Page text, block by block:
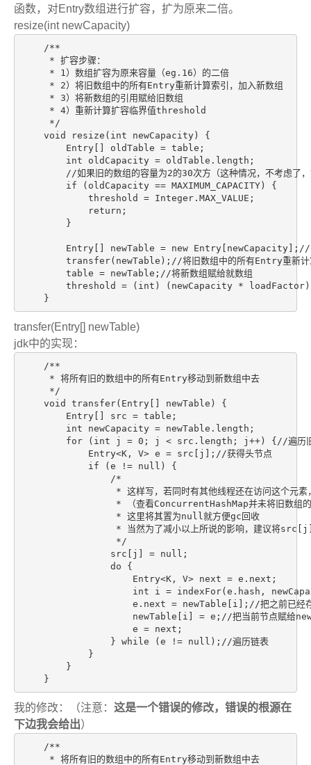
函数，对Entry数组进行扩容，扩为原来二倍。
resize(int newCapacity)
    /**
     * 扩容步骤：
     * 1）数组扩容为原来容量（eg.16）的二倍
     * 2）将旧数组中的所有Entry重新计算索引，加入新数组
     * 3）将新数组的引用赋给旧数组
     * 4）重新计算扩容临界值threshold
     */
    void resize(int newCapacity) {
        Entry[] oldTable = table;
        int oldCapacity = oldTable.length;
//如果旧的数组的容量为2的30次方（这种情况，不考虑了，
        if (oldCapacity == MAXIMUM_CAPACITY) {
            threshold = Integer.MAX_VALUE;
            return;
        }
Entry[] newTable = new
transfer(newTable);//将旧数组中的所有Entry重新计
        table = newTable;//将新数组赋给就数组
threshold = (int) (newCapacity *
    }
transfer(Entry[] newTable)
jdk中的实现：
    /**
     * 将所有旧的数组中的所有Entry移动到新数组中去
     */
    void transfer(Entry[] newTable) {
        Entry[] src = table;
        int newCapacity = newTable.length;
for (int j = 0; j < src.length; j++) {//遍历
            Entry<K, V> e = src[j];//获得头节点
            if (e != null) {
                /*
* 这样写，若同时有其他线程还在访问这个元素
* （查看ConcurrentHashMap并未将旧数组
                 * 这里将其置为null就方便gc回收
* 当然为了减小以上所说的影响，建议将
                 */
                src[j] = null;
                do {
                    Entry<K, V> next = e.next;
int i = indexFor(e.hash,
e.next = newTable[i];//把之前已经存
newTable[i] = e;//把当前节点赋给
                    e = next;
                } while (e != null);//遍历链表
            }
        }
    }
我的修改：（注意： 这是一个错误的修改，错误的根源在
下边我会给出）
    /**
     * 将所有旧的数组中的所有Entry移动到新数组中去